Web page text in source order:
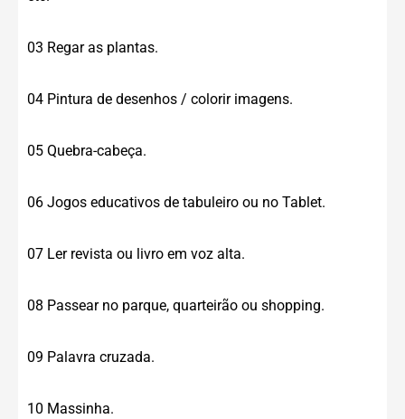
03 Regar as plantas.
04 Pintura de desenhos / colorir imagens.
05 Quebra-cabeça.
06 Jogos educativos de tabuleiro ou no Tablet.
07 Ler revista ou livro em voz alta.
08 Passear no parque, quarteirão ou shopping.
09 Palavra cruzada.
10 Massinha.